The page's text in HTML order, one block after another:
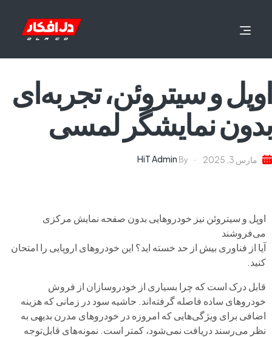
اوپل و سیتروئن، تجربه‌ای
بدون نمایشگر لمسی
مارس 3, 2025 By
HiT Admin
اوپل و سیتروئن نیز خودروهایی بدون صفحه نمایش مرکزی
می‌فروشند
آیا از فناوری بیش از حد خسته اید؟ این خودروهای اروپایی را امتحان
کنید.
قابل درک است که چرا بسیاری از خودروسازان از فروش
خودروهای ساده فاصله گرفته‌اند. حاشیه سود در زمانی که هزینه
اضافی برای ویژگی‌هایی که امروزه در خودروهای مدرن بدیهی به
نظر می‌رسند دریافت نمی‌شود، کمتر است. نمونه‌های قابل‌توجه